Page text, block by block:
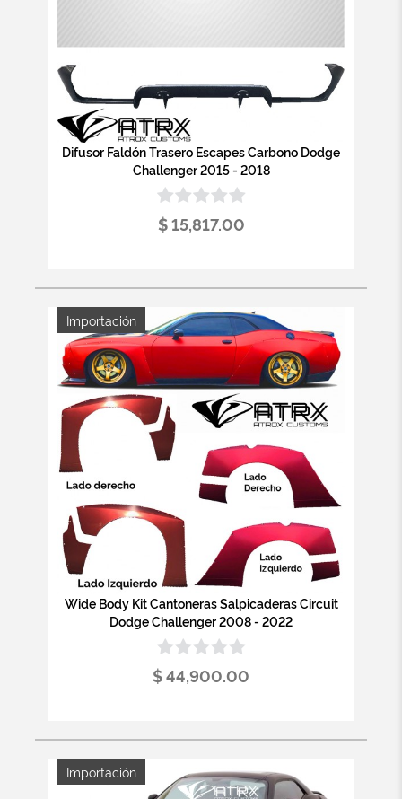
Difusor Faldón Trasero Escapes Carbono Dodge
Challenger 2015 - 2018
$ 15,817.00
Importación
Wide Body Kit Cantoneras Salpicaderas Circuit
Dodge Challenger 2008 - 2022
$ 44,900.00
Importación